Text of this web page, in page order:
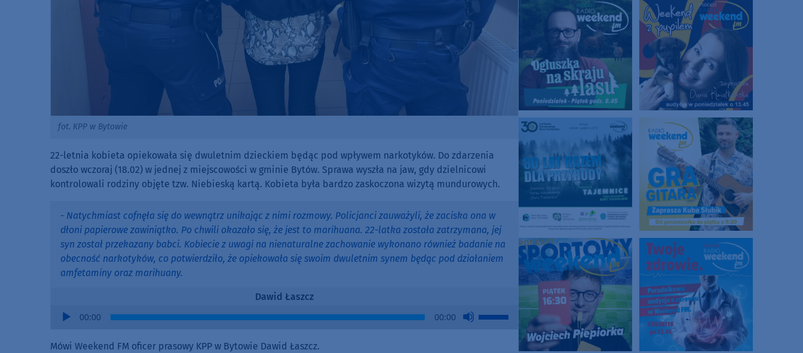
fot. KPP w Bytowie
22-letnia kobieta opiekowała się dwuletnim dzieckiem będąc pod wpływem narkotyków. Do zdarzenia
doszło wczoraj (18.02) w jednej z miejscowości w gminie Bytów. Sprawa wyszła na jaw, gdy dzielnicowi
kontrolowali rodziny objęte tzw. Niebieską kartą. Kobieta była bardzo zaskoczona wizytą mundurowych.
- Natychmiast cofnęła się do wewnątrz unikając z nimi rozmowy. Policjanci zauważyli, że zaciska ona w
dłoni papierowe zawiniątko. Po chwili okazało się, że jest to marihuana. 22-latka została zatrzymana, jej
syn został przekazany babci. Kobiecie z uwagi na nienaturalne zachowanie wykonano również badanie na
obecność narkotyków, co potwierdziło, że opiekowała się swoim dwuletnim synem będąc pod działaniem
amfetaminy oraz marihuany.
Dawid Łaszcz
Audio
00:00 00:00
Use
Mówi Weekend FM oficer prasowy KPP w Bytowie Dawid Łaszcz.